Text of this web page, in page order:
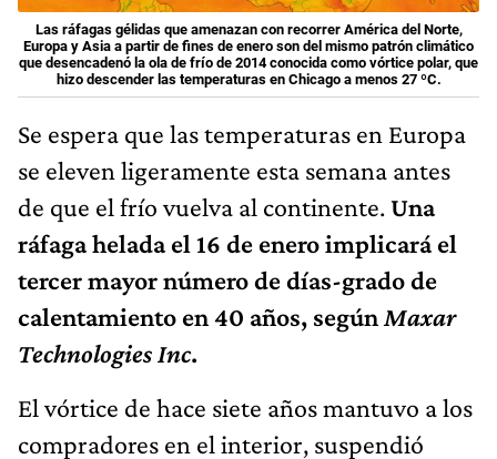
Las ráfagas gélidas que amenazan con recorrer América del Norte,
Europa y Asia a partir de fines de enero son del mismo patrón climático
que desencadenó la ola de frío de 2014 conocida como vórtice polar, que
hizo descender las temperaturas en Chicago a menos 27 ºC.
Se espera que las temperaturas en Europa
se eleven ligeramente esta semana antes
de que el frío vuelva al continente.Una
ráfaga helada el 16 de enero implicará el
tercer mayor número de días-grado de
calentamiento en 40 años, segúnMaxar
Technologies Inc.
El vórtice de hace siete años mantuvo a los
compradores en el interior, suspendió